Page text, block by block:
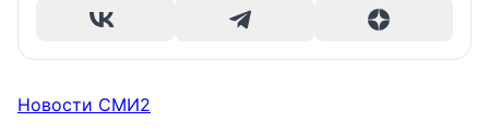
Новости СМИ2